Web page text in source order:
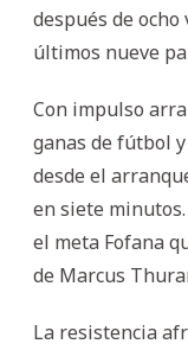
después de
últimos nueve
Con impulso
ganas de fútbol
desde el
en siete
el meta Fofana
de Marcus
La resistencia